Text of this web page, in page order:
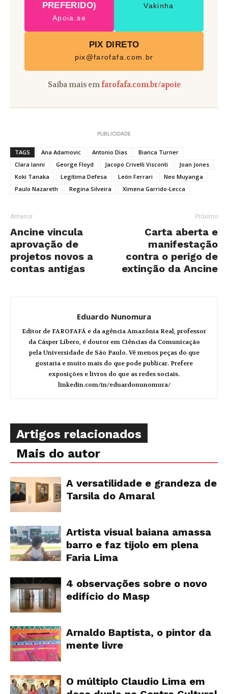
PREFERIDO)
Apoia.se
Vakinha
PIX DIRETO
pix@farofafa.com.br
Saiba mais emfarofafa.com.br/apoie
PUBLICIDADE
TAGS Ana Adamovic Antonio Dias
Bianca Turner
Clara Ianni
George Floyd Jacopo Crivelli Visconti
Joan Jones
Koki Tanaka
Legítima Defesa León Ferrari
Neo Muyanga
Paulo Nazareth
Regina Silveira Ximena Garrido-Lecca
Anterior
Ancine vincula
aprovação de
projetos novos a
contas antigas
Próximo
Carta aberta e
manifestação
contra o perigo de
extinção da Ancine
Eduardo Nunomura
Editor de FAROFAFÁ e da agência Amazônia Real, professor
da Cásper Líbero, é doutor em Ciências da Comunicação
pela Universidade de São Paulo. Vê menos peças do que
gostaria e muito mais do que pode publicar. Prefere
exposições e livros do que as redes sociais.
linkedin.com/in/eduardonunomura/
Artigos relacionados
Mais do autor
A versatilidade e grandeza de
Tarsila do Amaral
Artista visual baiana amassa
barro e faz tijolo em plena
Faria Lima
4 observações sobre o novo
edifício do Masp
Arnaldo Baptista, o pintor da
mente livre
O múltiplo Claudio Lima em